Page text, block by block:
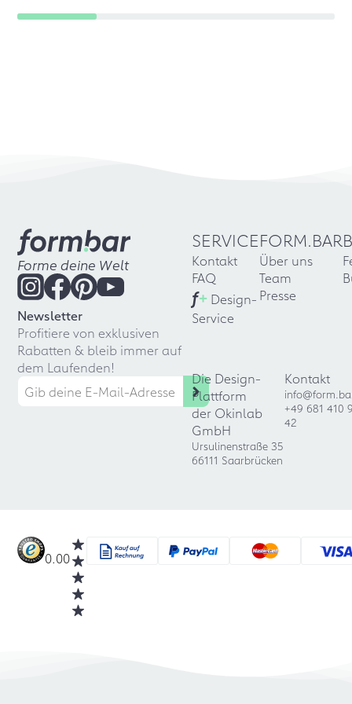
Forme deine Welt
Newsletter
Profitiere von exklusiven
Rabatten & bleib immer auf
dem Laufenden!
SERVICE
Kontakt
FAQ
f+ Design-
Service
FORM.BAR
Über uns
Team
Presse
Die Design-
Plattform
der Okinlab
GmbH
Ursulinenstraße 35
66111 Saarbrücken
Kontakt
+49 681 410
42
0.00